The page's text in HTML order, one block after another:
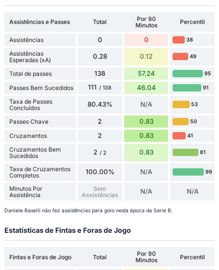
Assistências e Passes Total
Por 90
Minutos
Percentil
Assistências 0 0 38
Assistências
Esperadas (xA)
0.28 0.12 49
Total de passes 138 57.24 95
Passes Bem Sucedidos 111 / 138 46.04 91
Taxa de Passes
Concluídos
80.43% N/A 53
Passes Chave 2 0.83 50
Cruzamentos 2 0.83 41
Cruzamentos Bem
Sucedidos
2 / 2 0.83 81
Taxa de Cruzamentos
Completos
100.00% N/A 99
Minutos Por
Assistência
Sem
Assistências
N/A N/A
Daniele Baselli não fez assistências para golo nesta época da Serie B.
Estatísticas de Fintas e Foras de Jogo
Fintas e Foras de Jogo Total
Por 90
Minutos
Percentil